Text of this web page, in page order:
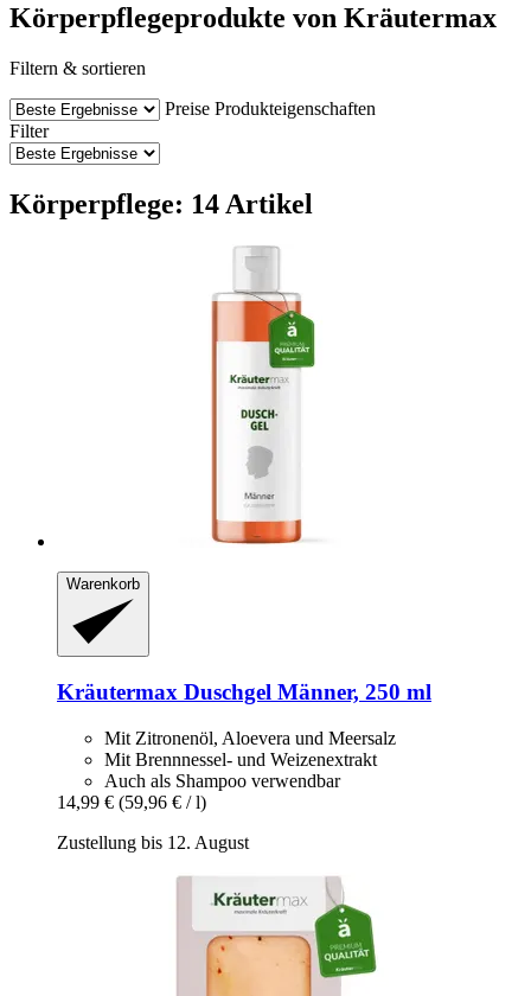
Körperpflegeprodukte von Kräutermax
Filtern & sortieren
Preise Produkteigenschaften
Filter
Körperpflege: 14 Artikel
Warenkorb
Kräutermax Duschgel Männer, 250 ml
Mit Zitronenöl, Aloevera und Meersalz
Mit Brennnessel- und Weizenextrakt
Auch als Shampoo verwendbar
14,99 € (59,96 € / l)
Zustellung bis 12. August